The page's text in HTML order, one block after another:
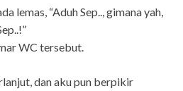
lemas, “Aduh Sep.., gimana yah,
WC tersebut.
dan aku pun berpikir